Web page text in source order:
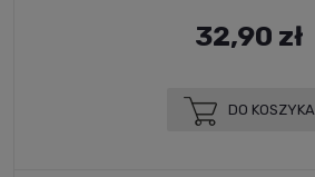
32,90 zł
DO KOSZYKA